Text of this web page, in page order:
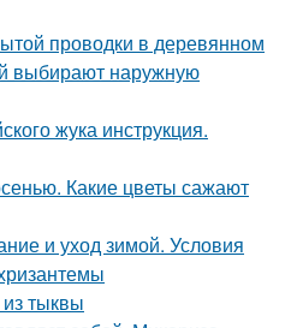
проводки в деревянном
выбирают наружную
жука инструкция.
Какие цветы сажают
и уход зимой. Условия
тыквы